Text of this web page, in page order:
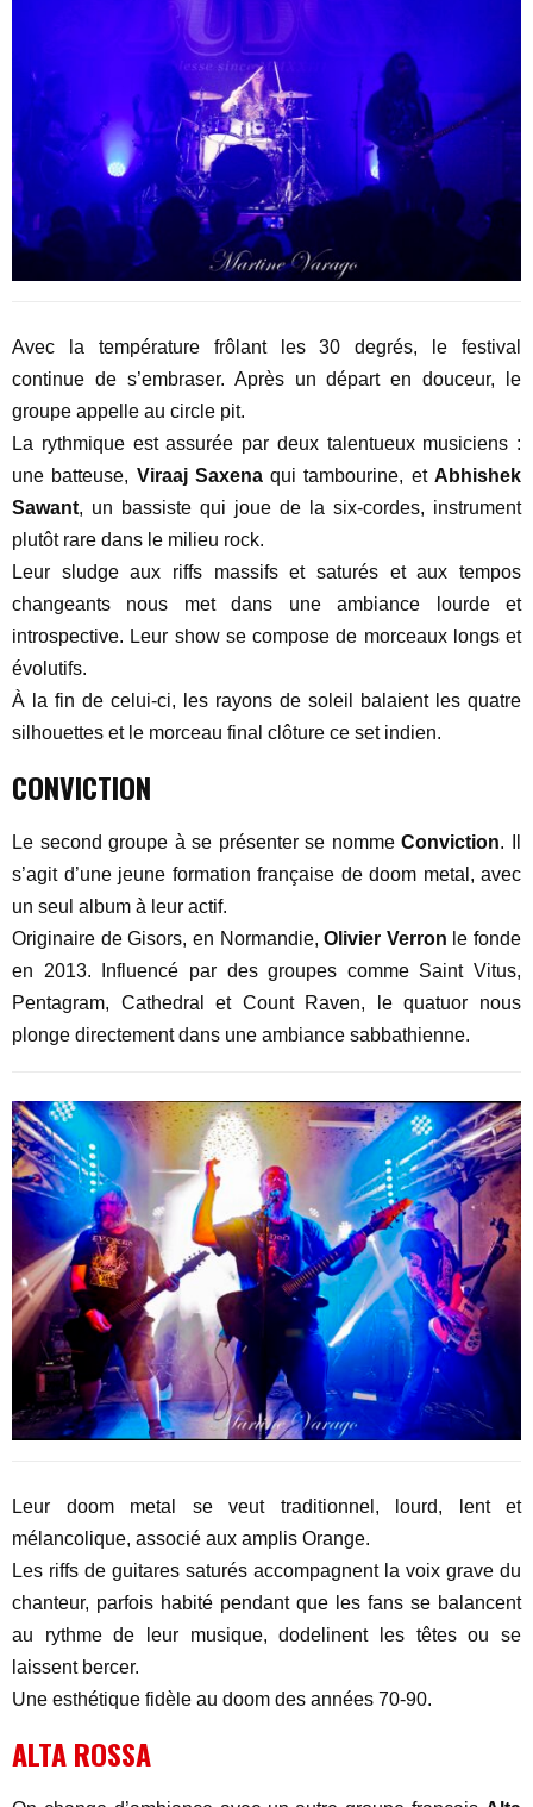
Avec la température frôlant les 30 degrés, le festival
continue de s’embraser. Après un départ en douceur, le
groupe appelle au circle pit.
La rythmique est assurée par deux talentueux musiciens :
une batteuse, Viraaj Saxenaqui tambourine, etAbhishek
Sawant, un bassiste qui joue de la six-cordes, instrument
plutôt rare dans le milieu rock.
Leur sludge aux riffs massifs et saturés et aux tempos
changeants nous met dans une ambiance lourde et
introspective. Leur show se compose de morceaux longs et
évolutifs.
À la fin de celui-ci, les rayons de soleil balaient les quatre
silhouettes et le morceau final clôture ce set indien.
CONVICTION
Le second groupe à se présenter se nommeConviction. Il
s’agit d’une jeune formation française de doom metal, avec
un seul album à leur actif.
Originaire de Gisors, en Normandie,Olivier Verron le fonde
en 2013. Influencé par des groupes comme Saint Vitus,
Pentagram, Cathedral et Count Raven, le quatuor nous
plonge directement dans une ambiance sabbathienne.
Leur doom metal se veut traditionnel, lourd, lent et
mélancolique, associé aux amplis Orange.
Les riffs de guitares saturés accompagnent la voix grave du
chanteur, parfois habité pendant que les fans se balancent
au rythme de leur musique, dodelinent les têtes ou se
laissent bercer.
Une esthétique fidèle au doom des années 70-90.
ALTA ROSSA